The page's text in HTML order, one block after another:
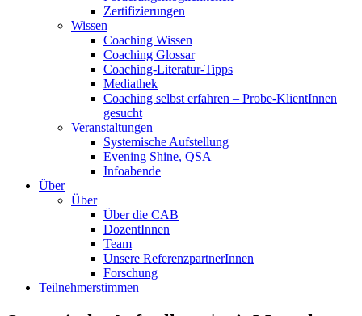
Zertifizierungen
Wissen
Coaching Wissen
Coaching Glossar
Coaching-Literatur-Tipps
Mediathek
Coaching selbst erfahren – Probe-KlientInnen
gesucht
Veranstaltungen
Systemische Aufstellung
Evening Shine, QSA
Infoabende
Über
Über
Über die CAB
DozentInnen
Team
Unsere ReferenzpartnerInnen
Forschung
Teilnehmerstimmen